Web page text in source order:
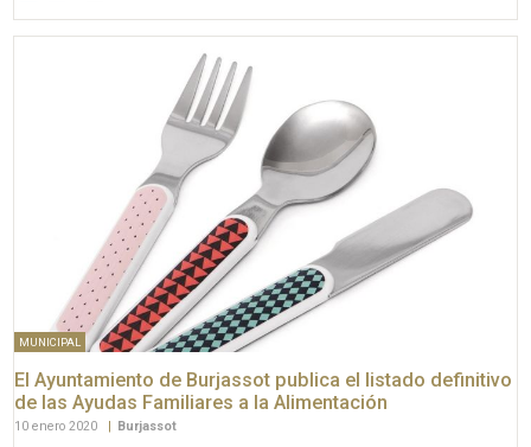
MUNICIPAL
El Ayuntamiento de Burjassot publica el listado definitivo
de las Ayudas Familiares a la Alimentación
10 enero 2020 | Burjassot